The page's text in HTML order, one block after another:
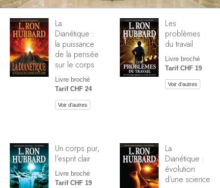
La
Dianétique :
la puissance
de la pensée
sur le corps
Livre broché
Tarif CHF 24
Voir d’autres
Les
problèmes
du travail
Livre broché
Tarif CHF 19
Voir d’autres
Un corps pur,
l’esprit clair
Livre broché
Tarif CHF 19
La
Dianétique :
évolution
d’une science